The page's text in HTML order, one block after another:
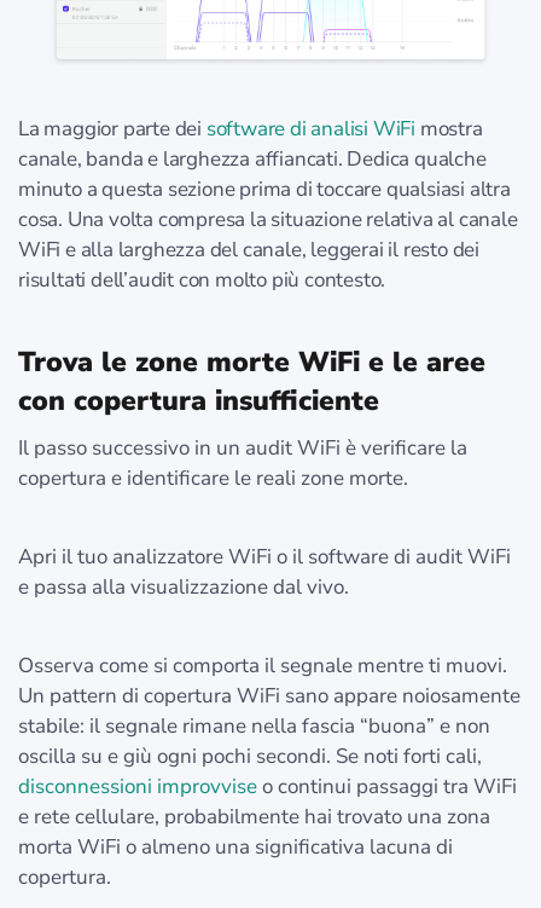
La maggior parte dei software di analisi WiFi mostra
canale, banda e larghezza affiancati. Dedica qualche
minuto a questa sezione prima di toccare qualsiasi altra
cosa. Una volta compresa la situazione relativa al canale
WiFi e alla larghezza del canale, leggerai il resto dei
risultati dell’audit con molto più contesto.
Trova le zone morte WiFi e le aree
con copertura insufficiente
Il passo successivo in un audit WiFi è verificare la
copertura e identificare le reali zone morte.
Apri il tuo analizzatore WiFi o il software di audit WiFi
e passa alla visualizzazione dal vivo.
Osserva come si comporta il segnale mentre ti muovi.
Un pattern di copertura WiFi sano appare noiosamente
stabile: il segnale rimane nella fascia “buona” e non
oscilla su e giù ogni pochi secondi. Se noti forti cali,
disconnessioni improvviseo continui passaggi tra WiFi
e rete cellulare, probabilmente hai trovato una zona
morta WiFi o almeno una significativa lacuna di
copertura.